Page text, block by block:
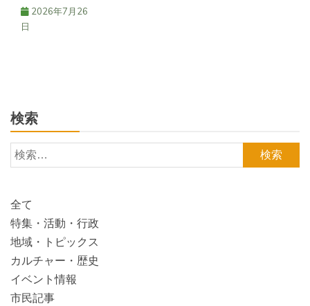
2026年7月26
日
検索
検
索:
全て
特集・活動・行政
地域・トピックス
カルチャー・歴史
イベント情報
市民記事